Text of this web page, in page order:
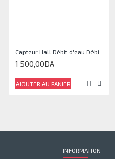
1 500,00DA
AJOUTER AU PANIER
INFORMATION